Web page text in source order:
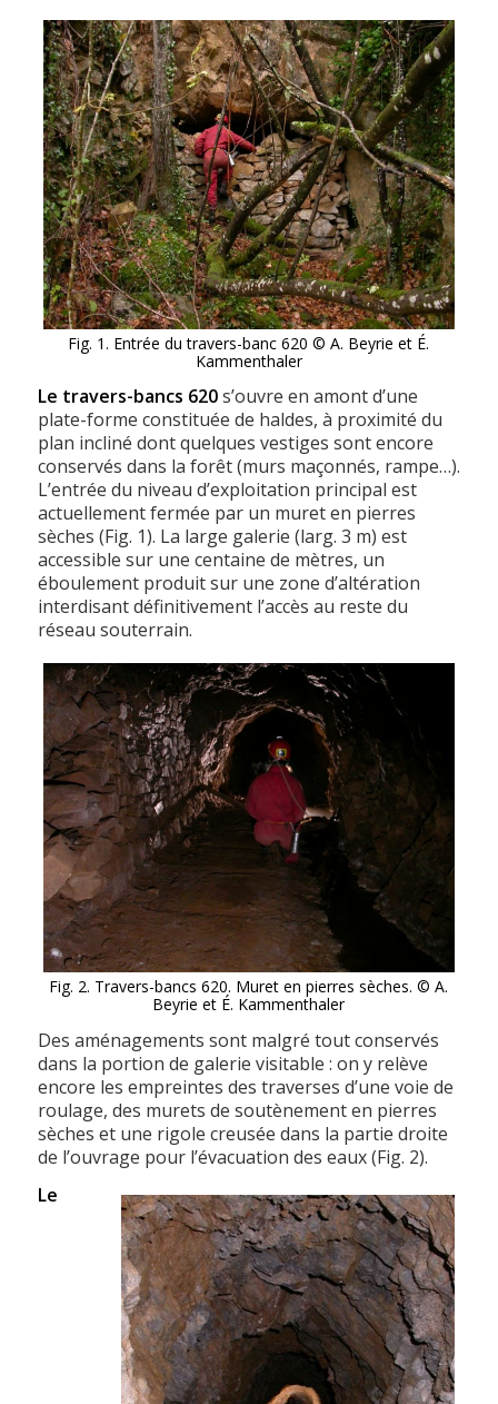
Fig. 1. Entrée du travers-banc 620 © A. Beyrie et É.
Kammenthaler
Le travers-bancs 620s’ouvre en amont d’une
plate-forme constituée de haldes, à proximité du
plan incliné dont quelques vestiges sont encore
conservés dans la forêt (murs maçonnés, rampe…).
L’entrée du niveau d’exploitation principal est
actuellement fermée par un muret en pierres
sèches (Fig. 1). La large galerie (larg. 3 m) est
accessible sur une centaine de mètres, un
éboulement produit sur une zone d’altération
interdisant définitivement l’accès au reste du
réseau souterrain.
Fig. 2. Travers-bancs 620. Muret en pierres sèches. © A.
Beyrie et É. Kammenthaler
Des aménagements sont malgré tout conservés
dans la portion de galerie visitable : on y relève
encore les empreintes des traverses d’une voie de
roulage, des murets de soutènement en pierres
sèches et une rigole creusée dans la partie droite
de l’ouvrage pour l’évacuation des eaux (Fig. 2).
Le